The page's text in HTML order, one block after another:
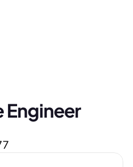
Engineer